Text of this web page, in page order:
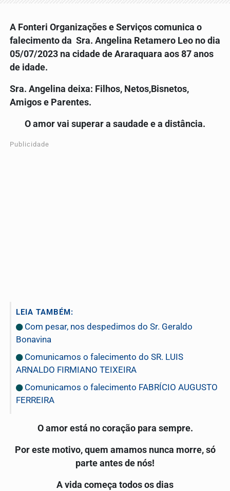
A Fonteri Organizações e Serviços comunica o
falecimento da Sra. Angelina Retamero Leo no dia
05/07/2023 na cidade de Araraquara aos 87 anos
de idade.
Sra. Angelina deixa: Filhos, Netos,Bisnetos,
Amigos e Parentes.
O amor vai superar a saudade e a distância.
Publicidade
LEIA TAMBÉM:
Com pesar, nos despedimos do Sr. Geraldo
Bonavina
Comunicamos o falecimento do SR. LUIS
ARNALDO FIRMIANO TEIXEIRA
Comunicamos o falecimento FABRÍCIO AUGUSTO
FERREIRA
O amor está no coração para sempre.
Por este motivo, quem amamos nunca morre, só
parte antes de nós!
A vida começa todos os dias